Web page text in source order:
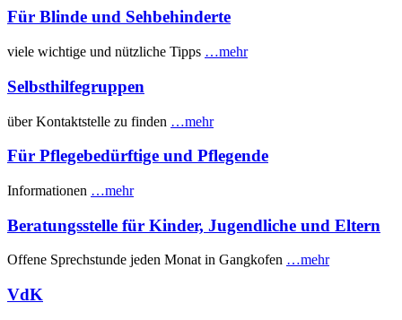
Für Blinde und Sehbehinderte
viele wichtige und nützliche Tipps …mehr
Selbsthilfegruppen
über Kontaktstelle zu finden …mehr
Für Pflegebedürftige und Pflegende
Informationen …mehr
Beratungsstelle für Kinder, Jugendliche und Eltern
Offene Sprechstunde jeden Monat in Gangkofen …mehr
VdK